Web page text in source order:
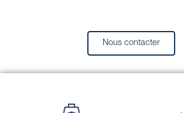
Nous contacter